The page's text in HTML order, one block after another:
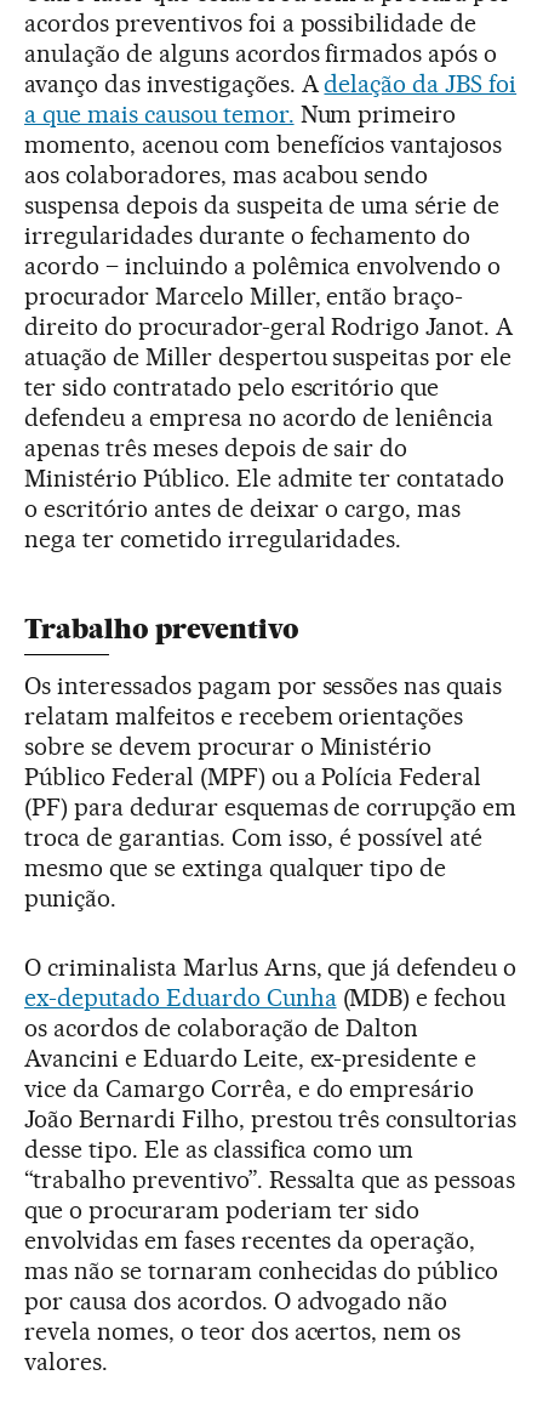
acordos preventivos foi a possibilidade de
anulação de alguns acordos firmados após o
avanço das investigações. Adelação da JBS foi
a que mais causou temor. Num primeiro
momento, acenou com benefícios vantajosos
aos colaboradores, mas acabou sendo
suspensa depois da suspeita de uma série de
irregularidades durante o fechamento do
acordo – incluindo a polêmica envolvendo o
procurador Marcelo Miller, então braço-
direito do procurador-geral Rodrigo Janot. A
atuação de Miller despertou suspeitas por ele
ter sido contratado pelo escritório que
defendeu a empresa no acordo de leniência
apenas três meses depois de sair do
Ministério Público. Ele admite ter contatado
o escritório antes de deixar o cargo, mas
nega ter cometido irregularidades.
Trabalho preventivo
Os interessados pagam por sessões nas quais
relatam malfeitos e recebem orientações
sobre se devem procurar o Ministério
Público Federal (MPF) ou a Polícia Federal
(PF) para dedurar esquemas de corrupção em
troca de garantias. Com isso, é possível até
mesmo que se extinga qualquer tipo de
punição.
O criminalista Marlus Arns, que já defendeu o
ex-deputado Eduardo Cunha(MDB) e fechou
os acordos de colaboração de Dalton
Avancini e Eduardo Leite, ex-presidente e
vice da Camargo Corrêa, e do empresário
João Bernardi Filho, prestou três consultorias
desse tipo. Ele as classifica como um
“trabalho preventivo”. Ressalta que as pessoas
que o procuraram poderiam ter sido
envolvidas em fases recentes da operação,
mas não se tornaram conhecidas do público
por causa dos acordos. O advogado não
revela nomes, o teor dos acertos, nem os
valores.